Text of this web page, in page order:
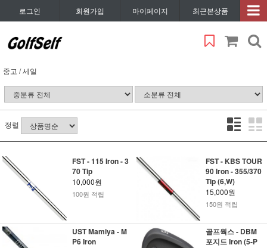
로그인 회원가입 마이페이지 최근본상품
중고 / 세일
정렬
FST - 115 Iron - 3
70 Tip
10,000원
100원 적립
FST - KBS TOUR
90 Iron - 355/370
Tip (6,W)
15,000원
150원 적립
UST Mamiya - M
P6 Iron
골프웍스 - DBM
포지드 Iron (5-P